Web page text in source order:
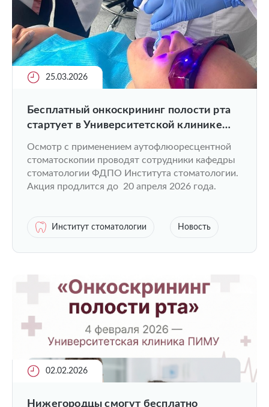
25.03.2026
Бесплатный онкоскрининг полости рта
стартует в Университетской клинике
Осмотр с применением аутофлюоресцентной
стоматоскопии проводят сотрудники кафедры
стоматологии ФДПО Института стоматологии.
Акция продлится до 20 апреля 2026 года.
Институт стоматологии Новость
02.02.2026
Нижегородцы смогут бесплатно